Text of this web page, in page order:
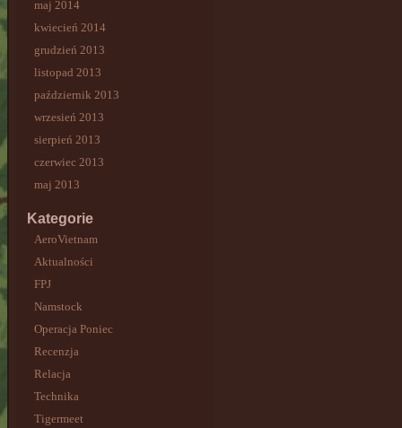
maj 2014
kwiecień 2014
grudzień 2013
listopad 2013
październik 2013
wrzesień 2013
sierpień 2013
czerwiec 2013
maj 2013
Kategorie
AeroVietnam
Aktualności
FPJ
Namstock
Operacja Poniec
Recenzja
Relacja
Technika
Tigermeet